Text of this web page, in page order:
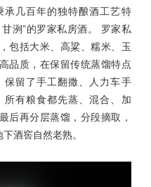
几百年的独特酿酒工艺特
洌”的罗家私房酒。 罗家私
包括大米、高粱、糯米、玉
品质，在保留传统蒸馏特点
留了手工翻撒、人力车手
有粮食都先蒸、混合、加
后再分层蒸馏，分段摘取，
酒窖自然老熟。